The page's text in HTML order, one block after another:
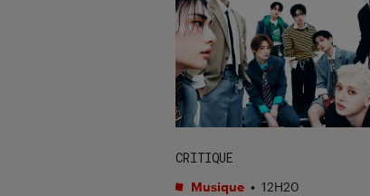
CRITIQUE
Musique • 12H20